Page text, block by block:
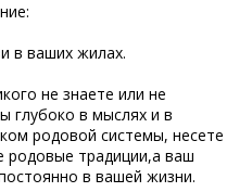
в ваших жилах.
не знаете или не
глубоко в мыслях и в
родовой системы, несете
родовые традиции,а ваш
в вашей жизни.